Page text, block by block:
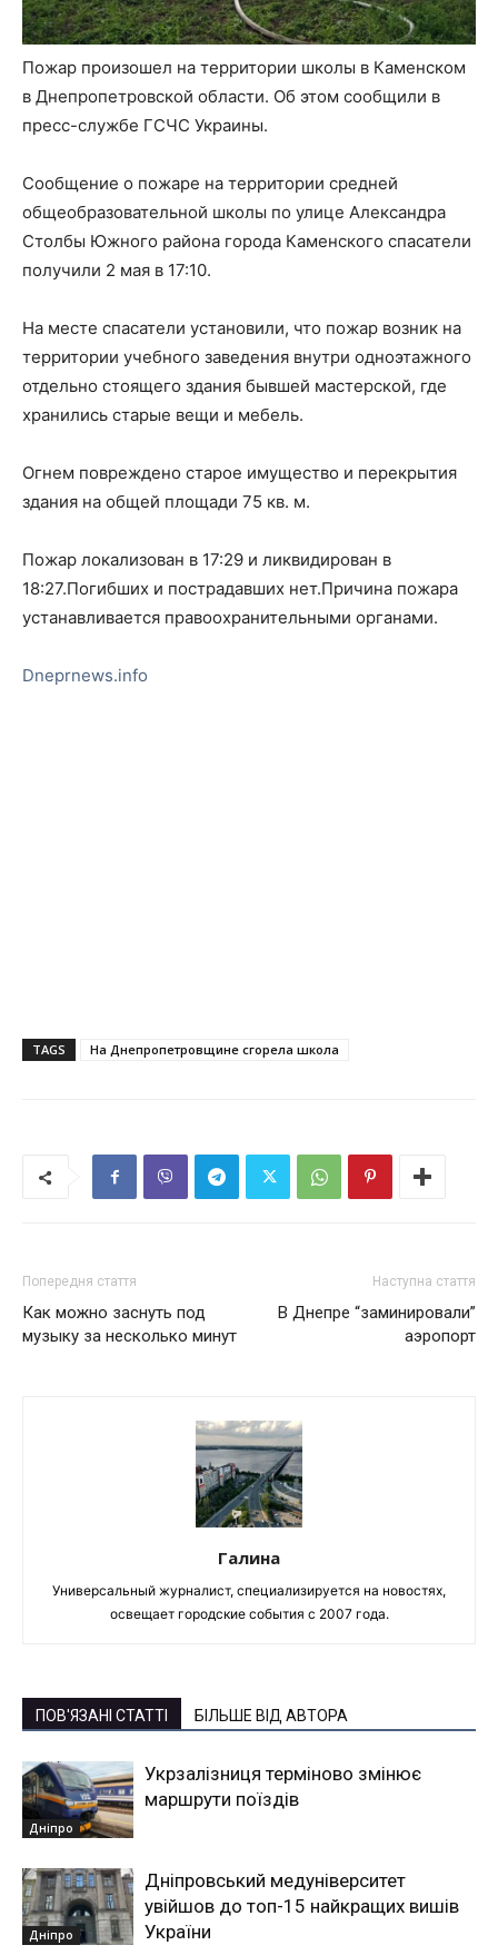
Пожар произошел на территории школы в Каменском
в Днепропетровской области. Об этом сообщили в
пресс-службе ГСЧС Украины.
Сообщение о пожаре на территории средней
общеобразовательной школы по улице Александра
Столбы Южного района города Каменского спасатели
получили 2 мая в 17:10.
На месте спасатели установили, что пожар возник на
территории учебного заведения внутри одноэтажного
отдельно стоящего здания бывшей мастерской, где
хранились старые вещи и мебель.
Огнем повреждено старое имущество и перекрытия
здания на общей площади 75 кв. м.
Пожар локализован в 17:29 и ликвидирован в
18:27.Погибших и пострадавших нет.Причина пожара
устанавливается правоохранительными органами.
Dneprnews.info
TAGS На Днепропетровщине сгорела школа
Попередня стаття
Как можно заснуть под
музыку за несколько минут
Наступна стаття
В Днепре “заминировали”
аэропорт
Галина
Универсальный журналист, специализируется на новостях,
освещает городские события с 2007 года.
ПОВ'ЯЗАНІ СТАТТІ БІЛЬШЕ ВІД АВТОРА
Дніпро
Укрзалізниця терміново змінює
маршрути поїздів
Дніпро
Дніпровський медуніверситет
увійшов до топ-15 найкращих вишів
України